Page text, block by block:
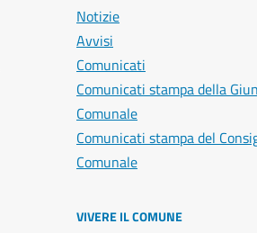
Notizie
Avvisi
Comunicati
Comunicati stampa della
Comunale
Comunicati stampa del
Comunale
VIVERE IL COMUNE